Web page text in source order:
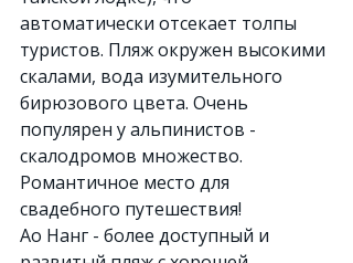
автоматически отсекает толпы
туристов. Пляж окружен высокими
скалами, вода изумительного
бирюзового цвета. Очень
популярен у альпинистов -
скалодромов множество.
Романтичное место для
свадебного путешествия!
Ао Нанг - более доступный и